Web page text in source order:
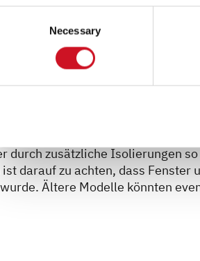
settings at any time as well as
the website). You can find further
Necessary
und
erfordern eine effiziente
des Fahrzeugs gut isoliert
durch zusätzliche Isolierungen
darauf zu achten, dass Fenster
Ältere Modelle könnten